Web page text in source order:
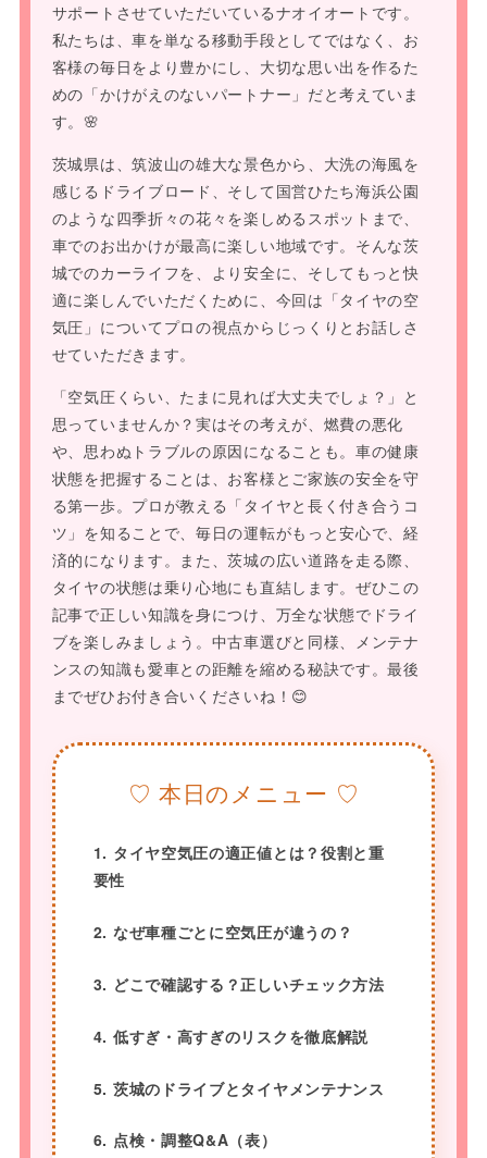
サポートさせていただいているナオイオートです。
私たちは、車を単なる移動手段としてではなく、お
客様の毎日をより豊かにし、大切な思い出を作るた
めの「かけがえのないパートナー」だと考えていま
す。🌸
茨城県は、筑波山の雄大な景色から、大洗の海風を
感じるドライブロード、そして国営ひたち海浜公園
のような四季折々の花々を楽しめるスポットまで、
車でのお出かけが最高に楽しい地域です。そんな茨
城でのカーライフを、より安全に、そしてもっと快
適に楽しんでいただくために、今回は「タイヤの空
気圧」についてプロの視点からじっくりとお話しさ
せていただきます。
「空気圧くらい、たまに見れば大丈夫でしょ？」と
思っていませんか？実はその考えが、燃費の悪化
や、思わぬトラブルの原因になることも。車の健康
状態を把握することは、お客様とご家族の安全を守
る第一歩。プロが教える「タイヤと長く付き合うコ
ツ」を知ることで、毎日の運転がもっと安心で、経
済的になります。また、茨城の広い道路を走る際、
タイヤの状態は乗り心地にも直結します。ぜひこの
記事で正しい知識を身につけ、万全な状態でドライ
ブを楽しみましょう。中古車選びと同様、メンテナ
ンスの知識も愛車との距離を縮める秘訣です。最後
までぜひお付き合いくださいね！😊
♡ 本日のメニュー ♡
1. タイヤ空気圧の適正値とは？役割と重
要性
2. なぜ車種ごとに空気圧が違うの？
3. どこで確認する？正しいチェック方法
4. 低すぎ・高すぎのリスクを徹底解説
5. 茨城のドライブとタイヤメンテナンス
6. 点検・調整Q&A（表）